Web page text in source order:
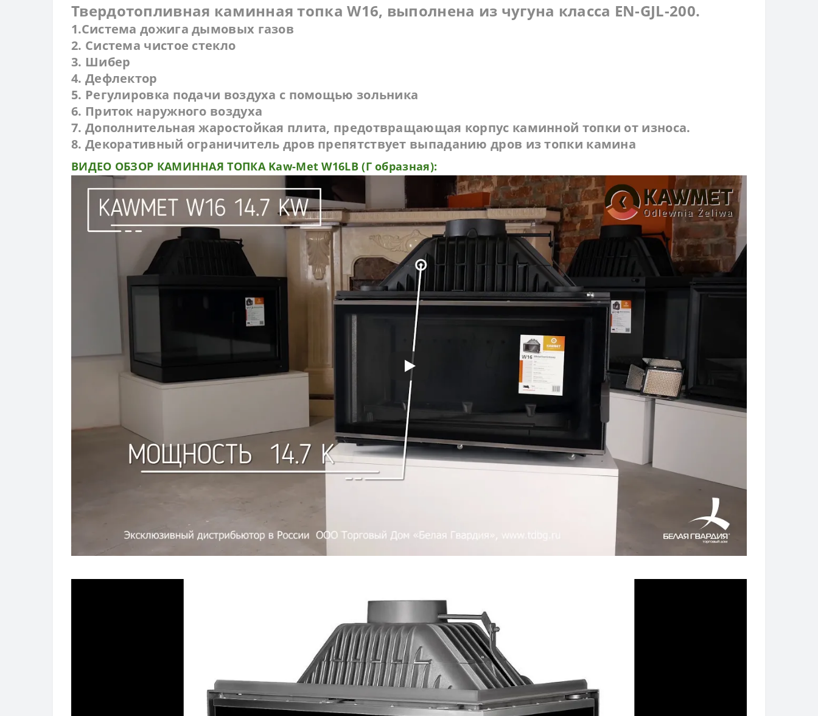
Твердотопливная каминная топка W16, выполнена из чугуна класса EN-GJL-200.
1.Система дожига дымовых газов
2. Система чистое стекло
3. Шибер
4. Дефлектор
5. Регулировка подачи воздуха с помощью зольника
6. Приток наружного воздуха
7. Дополнительная жаростойкая плита, предотвращающая корпус каминной топки от износа.
8. Декоративный ограничитель дров препятствует выпаданию дров из топки камина
ВИДЕО ОБЗОР КАМИННАЯ ТОПКА Kaw-Met W16LB (Г образная):